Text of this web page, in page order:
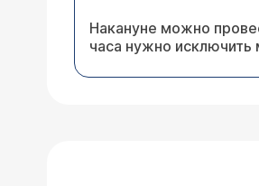
Накануне можно
часа нужно исключить